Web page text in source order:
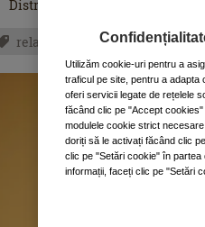
Distribuiţi
relaxare sanatate
Utilizăm cookie-uri pentru a
traficul pe site, pentru a adapta
oferi servicii legate de rețelele
făcând clic pe "Accept
modulele cookie strict
doriți să le activați făcând clic
clic pe "Setări cookie" în partea
informații, faceți clic pe "Setări